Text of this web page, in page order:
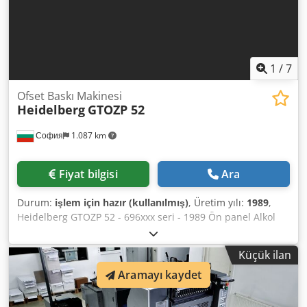
1 /7
София 1.087 km
Ofset Baskı Makinesi
Heidelberg GTOZP 52
Fiyat bilgisi Ara
Durum: işlem için hazır (kullanılmış), Üretim yılı: 1989,
Heidelberg GTOZP 52 - 696xxx seri - 1989 Ön panel Alkol
nemlendirme sistemi Dodpfx Akox Hrn Toijck 35 milyon
baskı Çevirmeli baskı ünitesi (perfektör) Belgeler ve aletler
Küçük ilan
Aramayı kaydet